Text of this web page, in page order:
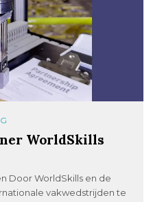
WorldSkills
Door WorldSkills en de
vakwedstrijden te